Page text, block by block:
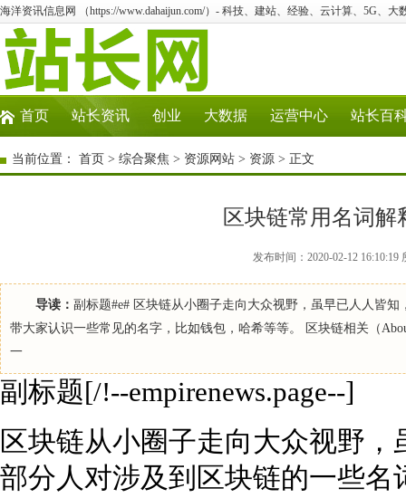
海洋资讯信息网 （https://www.dahaijun.com/）- 科技、建站、经验、云计算、5G、大
首页 站长资讯 创业 大数据 运营中心 站长百
当前位置： 首页 > 综合聚焦 > 资源网站 > 资源 > 正文
区块链常用名词解
发布时间：2020-02-12
导读： 副标题#e# 区块链从小圈子走向大众视野，虽早已人人皆
带大家认识一些常见的名字，比如钱包，哈希等等。 区块链相关（
一
副标题[/!--empirenews.page--]
区块链从小圈子走向大众视野
部分人对涉及到区块链的一些